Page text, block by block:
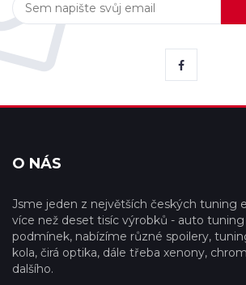
O NÁS
Jsme jeden z největších českých tuning
více než deset tisíc výrobků - auto
podmínek, nabízíme různé spoilery,
kola, čirá optika, dále třeba xenony,
dalšího.